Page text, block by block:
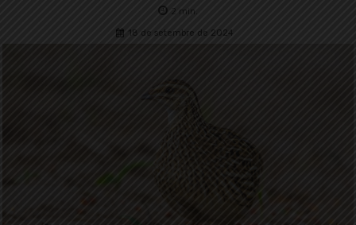
2 min.
18 de setembre de 2024